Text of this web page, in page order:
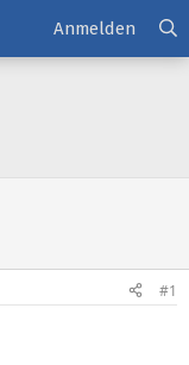
Anmelden
#1